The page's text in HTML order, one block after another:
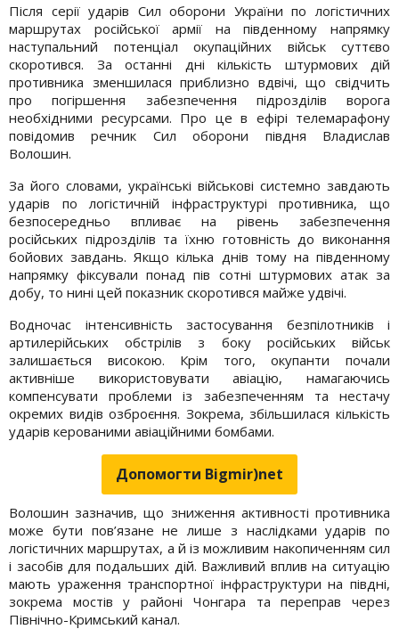
Після серії ударів Сил оборони України по логістичних
маршрутах російської армії на південному напрямку
наступальний потенціал окупаційних військ суттєво
скоротився. За останні дні кількість штурмових дій
противника зменшилася приблизно вдвічі, що свідчить
про погіршення забезпечення підрозділів ворога
необхідними ресурсами. Про це в ефірі телемарафону
повідомив речник Сил оборони півдня Владислав
Волошин.
За його словами, українські військові системно завдають
ударів по логістичній інфраструктурі противника, що
безпосередньо впливає на рівень забезпечення
російських підрозділів та їхню готовність до виконання
бойових завдань. Якщо кілька днів тому на південному
напрямку фіксували понад пів сотні штурмових атак за
добу, то нині цей показник скоротився майже удвічі.
Водночас інтенсивність застосування безпілотників і
артилерійських обстрілів з боку російських військ
залишається високою. Крім того, окупанти почали
активніше використовувати авіацію, намагаючись
компенсувати проблеми із забезпеченням та нестачу
окремих видів озброєння. Зокрема, збільшилася кількість
ударів керованими авіаційними бомбами.
Допомогти Bigmir)net
Волошин зазначив, що зниження активності противника
може бути пов’язане не лише з наслідками ударів по
логістичних маршрутах, а й із можливим накопиченням сил
і засобів для подальших дій. Важливий вплив на ситуацію
мають ураження транспортної інфраструктури на півдні,
зокрема мостів у районі Чонгара та переправ через
Північно-Кримський канал.